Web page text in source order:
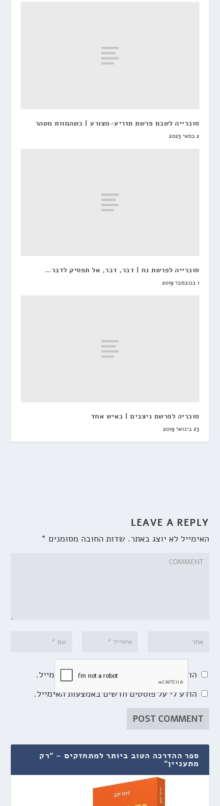
סוכרייה לשבת פרשת תזריע-מצורע | כשהמוות מטהר
2 במאי 2025
סוכרייה לפרשת נח | דבר, דבר, אל תפסיק לדבר…
1 בנובמבר 2019
סוכריה לפרשת ניצבים | כאיש אחד
23 בינואר 2019
LEAVE A REPLY
האימייל לא יוצג באתר. שדות החובה מסומנים *
הודע לי על תגובות נוספות באמצעות האימייל.
הודע לי על פוסטים חדשים באמצעות האימייל.
ספר ההדרכה הטוב ביותר למתחזקים – "רק
מתעניין"